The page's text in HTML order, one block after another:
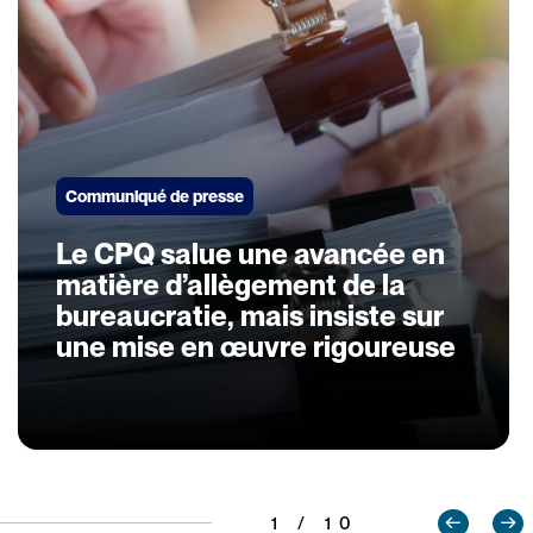
Communiqué de presse
Le CPQ salue une avancée en
matière d’allègement de la
bureaucratie, mais insiste sur
une mise en œuvre rigoureuse
1 / 10